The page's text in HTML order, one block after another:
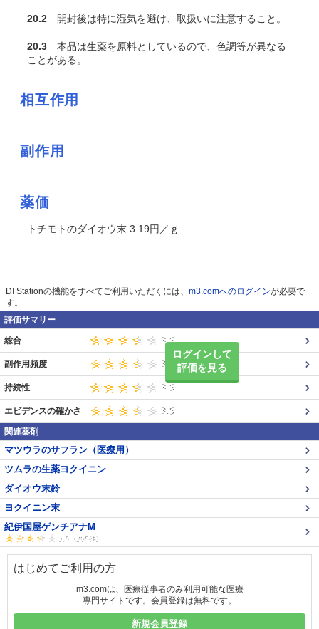
20.2 開封後は特に湿気を避け、取扱いに注意すること。
20.3 本品は生薬を原料としているので、色調等が異なる
ことがある。
相互作用
副作用
薬価
トチモトのダイオウ末 3.19円／ｇ
DI Stationの機能をすべてご利用いただくには、 m3.comへのログインが必要で
す。
評価サマリー
ログインして
評価を見る
総合
副作用頻度
持続性
エビデンスの確かさ
関連薬剤
マツウラのサフラン（医療用）
ツムラの生薬ヨクイニン
ダイオウ末鈴
ヨクイニン末
紀伊国屋ゲンチアナM
はじめてご利用の方
m3.comは、医療従事者のみ利用可能な医療
専門サイトです。会員登録は無料です。
新規会員登録